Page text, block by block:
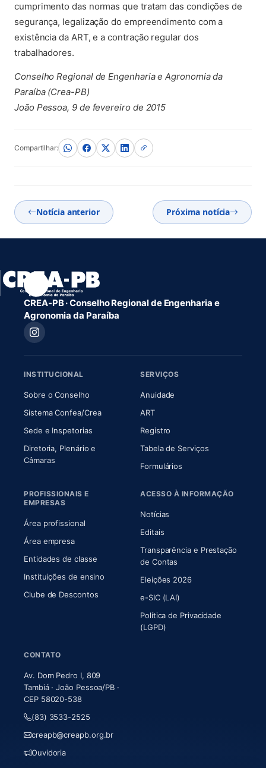
cumprimento das normas que tratam das condições de
segurança, legalização do empreendimento com a
existência da ART, e a contração regular dos
trabalhadores.
Conselho Regional de Engenharia e Agronomia da
Paraíba (Crea-PB)
João Pessoa, 9 de fevereiro de 2015
Compartilhar:
Notícia anterior Próxima notícia
CREA-PB · Conselho Regional de Engenharia e
Agronomia da Paraíba
INSTITUCIONAL
Sobre o Conselho(abre em nova aba)
Sistema Confea/Crea(abre em nova aba)
Sede e Inspetorias
Diretoria, Plenário e
Câmaras(abre em nova aba)
SERVIÇOS
Anuidade
ART(abre em nova aba)
Registro
Tabela de Serviços
Formulários
PROFISSIONAIS E
EMPRESAS
Área profissional
Área empresa
Entidades de classe
Instituições de ensino
Clube de Descontos
ACESSO À INFORMAÇÃO
Notícias
Editais
Transparência e Prestação
de Contas
Eleições 2026
e-SIC (LAI)
Política de Privacidade
(LGPD)
CONTATO
Av. Dom Pedro I, 809
Tambiá · João Pessoa/PB ·
CEP 58020-538
(83) 3533-2525
creapb@creapb.org.br
Ouvidoria